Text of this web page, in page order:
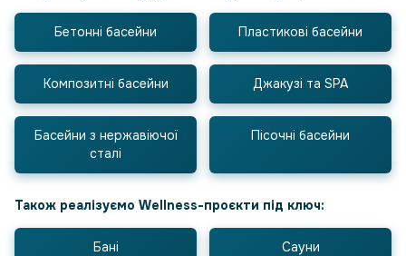
Бетонні басейни Пластикові басейни
Композитні басейни Джакузі та SPA
Басейни з нержавіючої
сталі
Пісочні басейни
Також реалізуємо Wellness-проєкти під ключ:
Бані Сауни